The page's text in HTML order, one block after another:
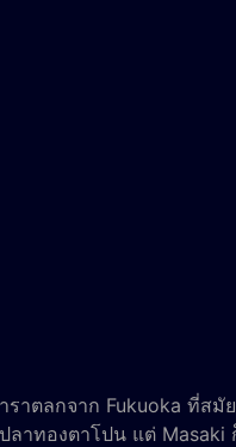
าตลกจาก Fukuoka ที่สมั
ลาทองตาโปน แต่ Masaki